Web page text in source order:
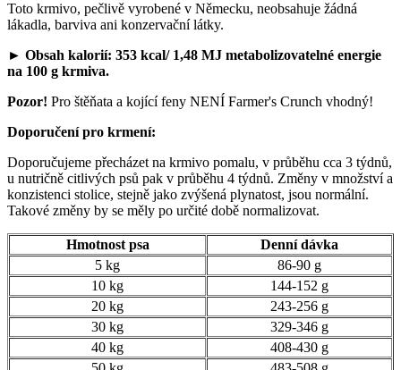
Toto krmivo, pečlivě vyrobené v Německu, neobsahuje žádná
lákadla, barviva ani konzervační látky.
► Obsah kalorií: 353 kcal/ 1,48 MJ metabolizovatelné energie
na 100 g krmiva.
Pozor! Pro štěňata a kojící feny NENÍ Farmer's Crunch vhodný!
Doporučení pro krmení:
Doporučujeme přecházet na krmivo pomalu, v průběhu cca 3 týdnů,
u nutričně citlivých psů pak v průběhu 4 týdnů. Změny v množství a
konzistenci stolice, stejně jako zvýšená plynatost, jsou normální.
Takové změny by se měly po určité době normalizovat.
Hmotnost psa
Denní dávka
5 kg
86-90 g
10 kg
144-152 g
20 kg
243-256 g
30 kg
329-346 g
40 kg
408-430 g